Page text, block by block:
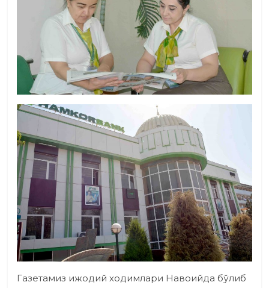
Газетамиз ижодий ходимлари Навоийда бўлиб